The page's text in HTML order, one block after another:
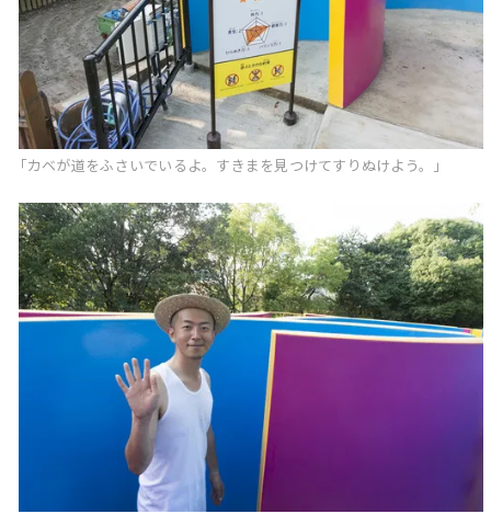
「カベが道をふさいでいるよ。すきまを見つけてすりぬけよう。」